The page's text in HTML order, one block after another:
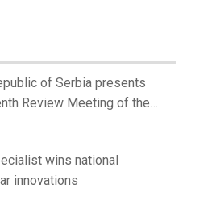
of Serbia presents
Review Meeting of the
the Convention on Nuclear
wins national
innovations